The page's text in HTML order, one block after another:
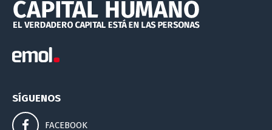
SÍGUENOS
FACEBOOK